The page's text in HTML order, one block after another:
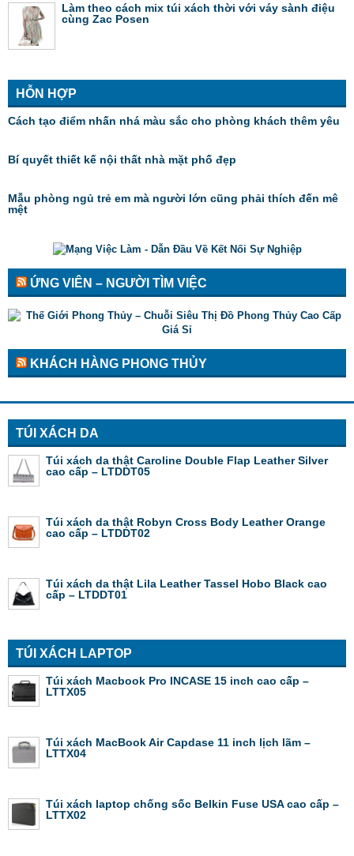
Làm theo cách mix túi xách thời với váy sành điệu
cùng Zac Posen
HỖN HỢP
Cách tạo điểm nhấn nhá màu sắc cho phòng khách thêm yêu
Bí quyết thiết kế nội thất nhà mặt phố đẹp
Mẫu phòng ngủ trẻ em mà người lớn cũng phải thích đến mê
mệt
ỨNG VIÊN – NGƯỜI TÌM VIỆC
KHÁCH HÀNG PHONG THỦY
TÚI XÁCH DA
Túi xách da thật Caroline Double Flap Leather Silver
cao cấp – LTDDT05
Túi xách da thật Robyn Cross Body Leather Orange
cao cấp – LTDDT02
Túi xách da thật Lila Leather Tassel Hobo Black cao
cấp – LTDDT01
TÚI XÁCH LAPTOP
Túi xách Macbook Pro INCASE 15 inch cao cấp –
LTTX05
Túi xách MacBook Air Capdase 11 inch lịch lãm –
LTTX04
Túi xách laptop chống sốc Belkin Fuse USA cao cấp –
LTTX02